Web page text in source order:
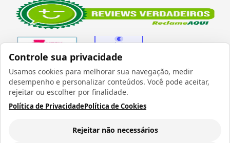
Controle sua privacidade
Usamos cookies para melhorar sua navegação, medir
desempenho e personalizar conteúdos. Você pode aceitar,
rejeitar ou escolher por finalidade.
Política de PrivacidadePolítica de Cookies
Rejeitar não necessários
Verificada por